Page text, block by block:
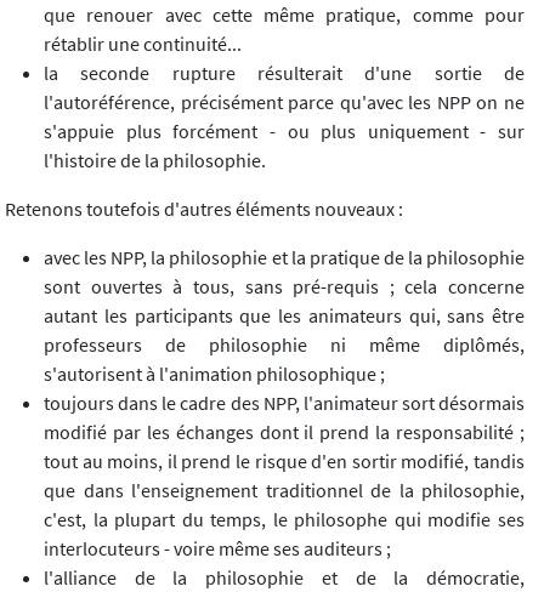
que renouer avec cette même pratique, comme pour
rétablir une continuité...
la seconde rupture résulterait d'une sortie de
l'autoréférence, précisément parce qu'avec les NPP on ne
s'appuie plus forcément - ou plus uniquement - sur
l'histoire de la philosophie.
Retenons toutefois d'autres éléments nouveaux :
avec les NPP, la philosophie et la pratique de la philosophie
sont ouvertes à tous, sans pré-requis ; cela concerne
autant les participants que les animateurs qui, sans être
professeurs de philosophie ni même diplômés,
s'autorisent à l'animation philosophique ;
toujours dans le cadre des NPP, l'animateur sort désormais
modifié par les échanges dont il prend la responsabilité ;
tout au moins, il prend le risque d'en sortir modifié, tandis
que dans l'enseignement traditionnel de la philosophie,
c'est, la plupart du temps, le philosophe qui modifie ses
interlocuteurs - voire même ses auditeurs ;
l'alliance de la philosophie et de la démocratie,